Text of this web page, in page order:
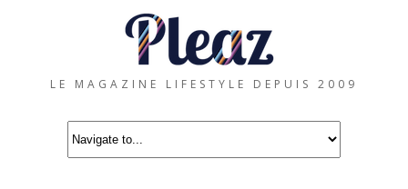
LE MAGAZINE LIFESTYLE DEPUIS 2009